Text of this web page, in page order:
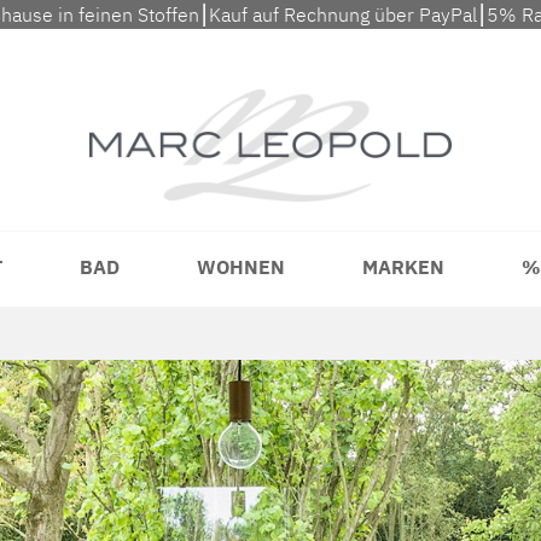
in feinen Stoffen⎮Kauf auf Rechnung über PayPal⎮5%
BAD WOHNEN MARKEN